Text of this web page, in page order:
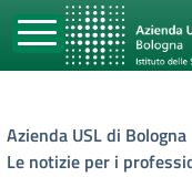
Azienda USL di Bologna
Le notizie per i